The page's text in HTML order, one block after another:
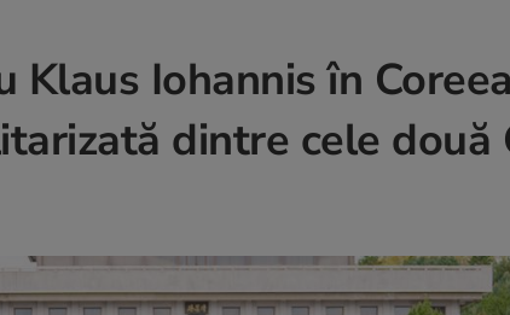
Klaus Iohannis în
dintre cele două